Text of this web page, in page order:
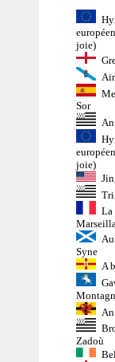
joie)
Sor
joie)
La
Syne
A
Zadoù